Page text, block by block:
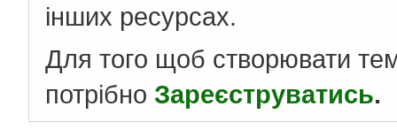
інших ресурсах.
Для того щоб створювати
потрібно Зареєструватись.